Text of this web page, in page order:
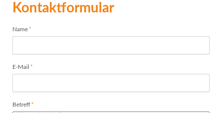
Kontaktformular
Pflichtfeld
Name *
Pflichtfeld
E-Mail *
Pflichtfeld
Betreff *